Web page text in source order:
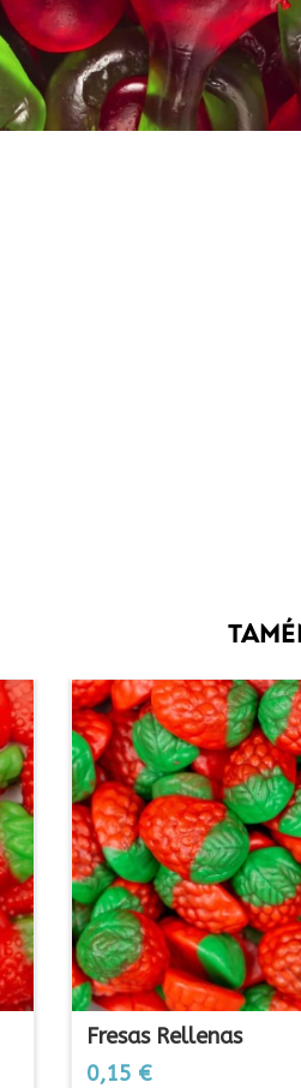
Fresas Rellenas
Prezo
0,15 €